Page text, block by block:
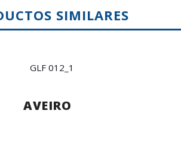
SIMILARES
AVEIRO